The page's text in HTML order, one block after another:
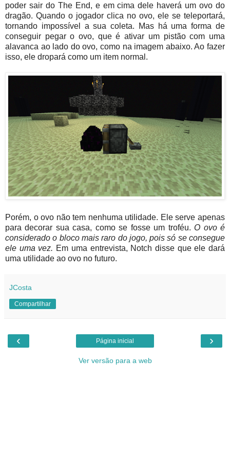
poder sair do The End, e em cima dele haverá um ovo do
dragão. Quando o jogador clica no ovo, ele se teleportará,
tornando impossível a sua coleta. Mas há uma forma de
conseguir pegar o ovo, que é ativar um pistão com uma
alavanca ao lado do ovo, como na imagem abaixo. Ao fazer
isso, ele dropará como um item normal.
Porém, o ovo não tem nenhuma utilidade. Ele serve apenas
para decorar sua casa, como se fosse um troféu. O ovo é
considerado o bloco mais raro do jogo, pois só se consegue
ele uma vez. Em uma entrevista, Notch disse que ele dará
uma utilidade ao ovo no futuro.
JCosta
Compartilhar
‹ ›
Página inicial
Ver versão para a web